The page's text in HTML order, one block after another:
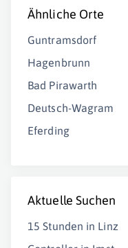
Ähnliche Orte
Guntramsdorf
Hagenbrunn
Bad Pirawarth
Deutsch-Wagram
Eferding
Aktuelle Suchen
15 Stunden in Linz